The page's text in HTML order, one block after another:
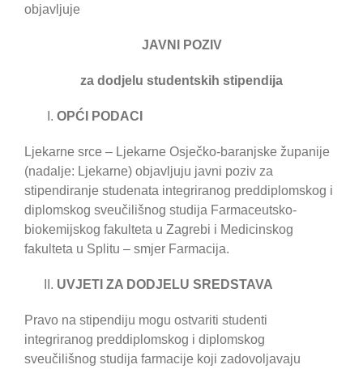
objavljuje
JAVNI POZIV
za dodjelu studentskih stipendija
OPĆI PODACI
Ljekarne srce – Ljekarne Osječko-baranjske županije
(nadalje: Ljekarne) objavljuju javni poziv za
stipendiranje studenata integriranog preddiplomskog i
diplomskog sveučilišnog studija Farmaceutsko-
biokemijskog fakulteta u Zagrebi i Medicinskog
fakulteta u Splitu – smjer Farmacija.
UVJETI ZA DODJELU SREDSTAVA
Pravo na stipendiju mogu ostvariti studenti
integriranog preddiplomskog i diplomskog
sveučilišnog studija farmacije koji zadovoljavaju